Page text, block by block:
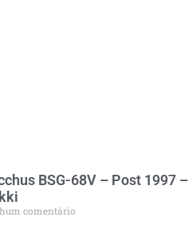
BSG-68V – Post 1997
comentário